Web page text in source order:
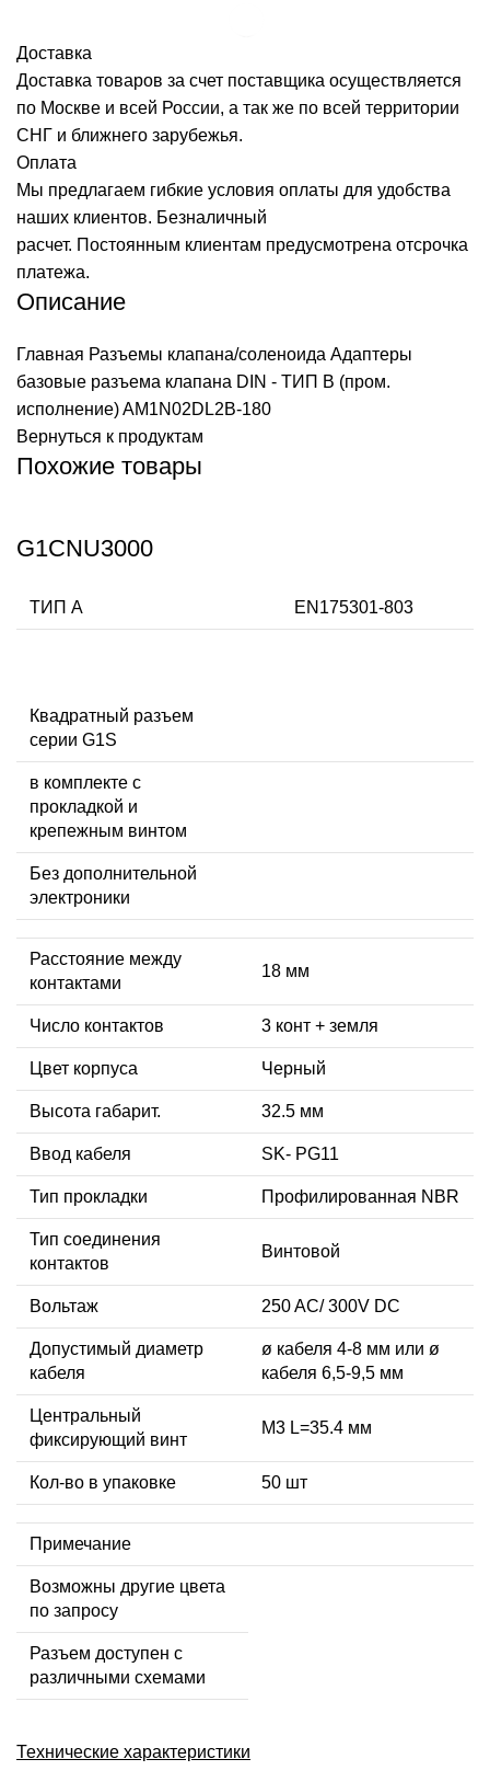
Доставка
Доставка товаров за счет поставщика осуществляется
по Москве и всей России, а так же по всей территории
СНГ и ближнего зарубежья.
Оплата
Мы предлагаем гибкие условия оплаты для удобства
наших клиентов. Безналичный
расчет. Постоянным клиентам предусмотрена отсрочка
платежа.
Описание
Главная Разъемы клапана/соленоида Адаптеры
базовые разъема клапана DIN - ТИП B (пром.
исполнение)AM1N02DL2B-180
Вернуться к продуктам
Похожие товары
G1CNU3000
ТИП А EN175301-803
Квадратный разъем
серии G1S
в комплекте с
прокладкой и
крепежным винтом
Без дополнительной
электроники
Расстояние между
контактами
18 мм
Число контактов 3 конт + земля
Цвет корпуса Черный
Высота габарит. 32.5 мм
Ввод кабеля SK- PG11
Тип прокладки Профилированная NBR
Тип соединения
контактов
Винтовой
Вольтаж 250 AC/ 300V DC
Допустимый диаметр
кабеля
ø кабеля 4-8 мм или ø
кабеля 6,5-9,5 мм
Центральный
фиксирующий винт
М3 L=35.4 мм
Кол-во в упаковке 50 шт
Примечание
Возможны другие цвета
по запросу
Разъем доступен с
различными схемами
Технические характеристики